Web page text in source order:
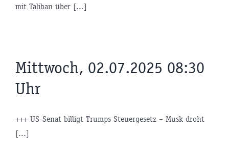
mit Taliban über [...]
Mittwoch, 02.07.2025 08:30
Uhr
+++ US-Senat billigt Trumps Steuergesetz – Musk droht
[...]